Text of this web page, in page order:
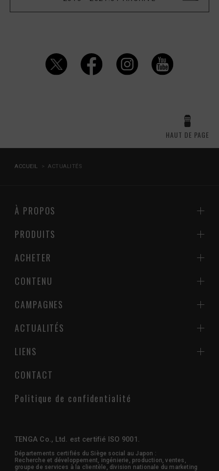
HAUT DE PAGE
ACCUEIL ACTUALITÉS
À PROPOS
PRODUITS
ACHETER
CONTENU
ACTUALITÉS
CONTACT
Politique de confidentialité
CAMPAGNES
LIENS
TENGA Co., Ltd. est certifié ISO 9001.
Départements certifiés du Siège social au Japon :
Recherche et développement, ingénierie, production, ventes,
groupe de services à la clientèle, division nationale du marketing